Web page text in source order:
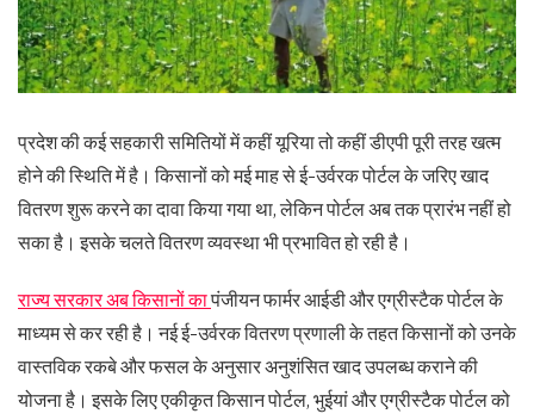
प्रदेश की कई सहकारी समितियों में कहीं यूरिया तो कहीं डीएपी पूरी तरह खत्म
होने की स्थिति में है। किसानों को मई माह से ई-उर्वरक पोर्टल के जरिए खाद
वितरण शुरू करने का दावा किया गया था, लेकिन पोर्टल अब तक प्रारंभ नहीं हो
सका है। इसके चलते वितरण व्यवस्था भी प्रभावित हो रही है।
राज्य सरकार अब किसानों कापंजीयन फार्मर आईडी और एग्रीस्टैक पोर्टल के
माध्यम से कर रही है। नई ई-उर्वरक वितरण प्रणाली के तहत किसानों को उनके
वास्तविक रकबे और फसल के अनुसार अनुशंसित खाद उपलब्ध कराने की
योजना है। इसके लिए एकीकृत किसान पोर्टल, भुईयां और एग्रीस्टैक पोर्टल को